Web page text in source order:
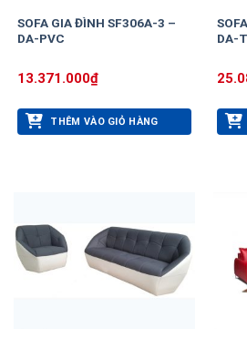
SOFA GIA ĐÌNH SF306A-3 –
DA-PVC
13.371.000₫
THÊM VÀO GIỎ HÀNG
DA-